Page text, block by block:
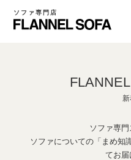
ソファ専門店
ソファ専
ソファについての「まめ知
てお届